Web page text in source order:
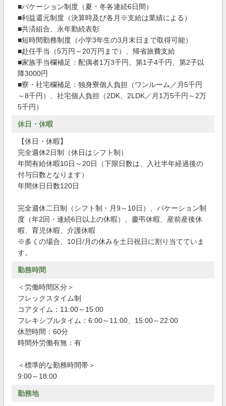
■バケーション制度（夏・冬各連続6日間）
■利益還元制度（決算時及び各月※支給は業績による）
■共済組合、永年勤続表彰
■短時間勤務制度（小学3年生の3月末日まで取得可能）
■赴任手当（5万円～20万円まで）、帰省旅費支給
■家族手当欄補足：配偶者1万3千円、第1子4千円、第2子以
降3000円
■寮・社宅欄補足：独身寮個人負担（ワンルーム／月5千円
～8千円）、社宅個人負担（2DK、2LDK／月1万5千円～2万
5千円）
休日・休暇
【休日・休暇】
完全週休2日制（休日はシフト制）
年間有給休暇10日～20日（下限日数は、入社半年経過後の
付与日数となります）
年間休日日数120日
完全週休二日制（シフト制・月9～10日）、バケーション制
度（年2回・連続6日以上の休暇）、慶弔休暇、産前産後休
暇、育児休暇、介護休暇
※多くの場合、10日/月の休みを土日祝日に割り当てていま
す。
勤務時間
＜労働時間区分＞
フレックスタイム制
コアタイム：11:00～15:00
フレキシブルタイム：6:00～11:00、15:00～22:00
休憩時間：60分
時間外労働有無：有
＜標準的な勤務時間帯＞
9:00～18:00
勤務地